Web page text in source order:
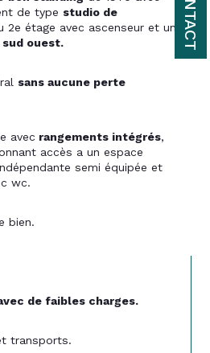
de type studio de
2e étage avec ascenseur et un
sud ouest.
sans aucune perte
avec rangements intégrés,
accès a un espace
semi équipée et
wc.
bien.
de faibles charges.
transports.